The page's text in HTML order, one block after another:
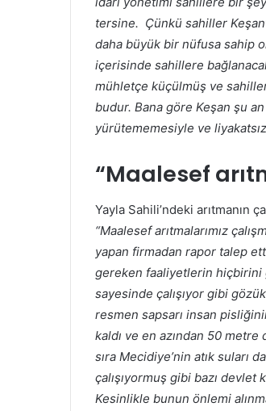
tersine. Çünkü sahiller
daha büyük bir nüfusa sahip
içerisinde sahillere
mühletçe küçülmüş ve
budur. Bana göre Keşan şu
yürütememesiyle ve
“Maalesef
Yayla Sahili’ndeki arıtmanın
“Maalesef arıtmalarımız
yapan firmadan rapor talep
gereken faaliyetlerin hiçbirini
sayesinde çalışıyor gibi
resmen sapsarı insan
kaldı ve en azından 50 metre
sıra Mecidiye’nin atık suları
çalışıyormuş gibi bazı devlet
Kesinlikle bunun önlemi